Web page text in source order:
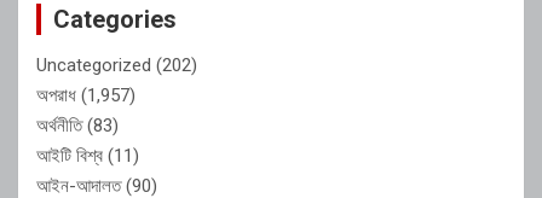
Categories
Uncategorized (202)
অপরাধ (1,957)
অর্থনীতি(83)
আইটি বিশ্ব (11)
আইন-আদালত(90)